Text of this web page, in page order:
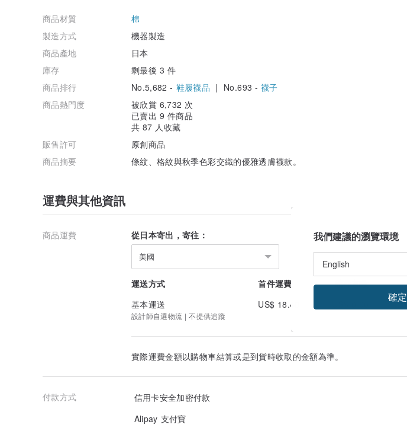
商品材質
棉
製造方式
機器製造
商品產地
日本
庫存
剩最後 3 件
商品排行
No.5,682 - 鞋履襪品 | No.693 - 襪子
商品熱門度
被欣賞 6,732 次
已賣出 9 件商品
共 87 人收藏
販售許可
原創商品
商品摘要
條紋、格紋與秋季色彩交織的優雅透膚襪款。
運費與其他資訊
商品運費 從日本寄出，寄往：
美國
運送方式 首件運費
續件加收
基本運送
US$ 18.40
設計師自選物流 | 不提供追蹤
實際運費金額以購物車結算或是到貨時收取的金額為準。
付款方式
信用卡安全加密付款
Alipay 支付寶
我們建議的瀏覽環境
確定